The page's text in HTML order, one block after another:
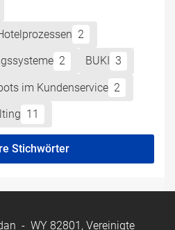
2
2 BUKI 3
im Kundenservice 2
11
Stichwörter
- WY 82801, Vereinigte